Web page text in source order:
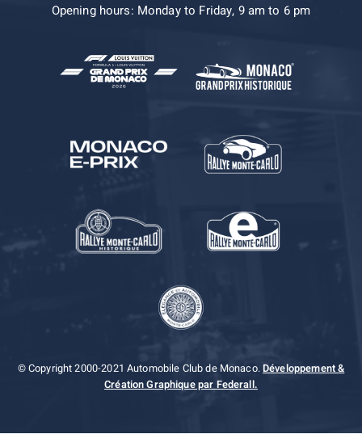
Opening hours: Monday to Friday, 9 am to 6 pm
© Copyright 2000-2021 Automobile Club de Monaco.Développement &
Création Graphique par Federall.